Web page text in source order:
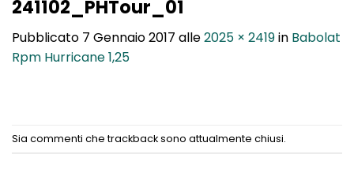
241102_PHTour_01
Pubblicato 7 Gennaio 2017 alle2025 × 2419in Babolat
Rpm Hurricane 1,25
Sia commenti che trackback sono attualmente chiusi.